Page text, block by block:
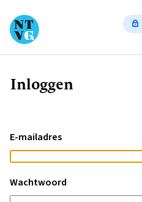
Kruimelpad
Inloggen
E-mailadres
Wachtwoord